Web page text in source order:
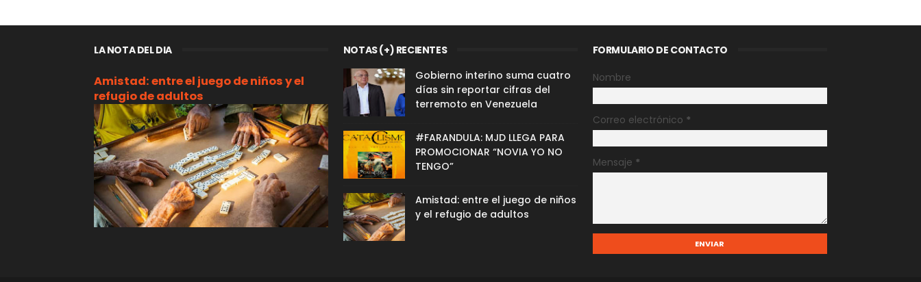
LA NOTA DEL DIA
Amistad: entre el juego de niños y el
refugio de adultos
NOTAS (+) RECIENTES
Gobierno interino suma cuatro
días sin reportar cifras del
terremoto en Venezuela
#FARANDULA: MJD LLEGA PARA
PROMOCIONAR “NOVIA YO NO
TENGO”
Amistad: entre el juego de niños
y el refugio de adultos
FORMULARIO DE CONTACTO
Nombre
Correo electrónico *
Mensaje *